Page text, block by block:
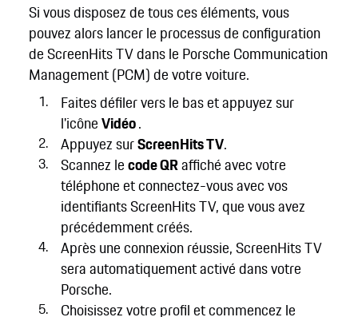
Si vous disposez de tous ces éléments, vous
pouvez alors lancer le processus de configuration
de ScreenHits TV dans le Porsche Communication
Management (PCM) de votre voiture.
Faites défiler vers le bas et appuyez sur
l'icôneVidéo.
Appuyez surScreenHits TV.
Scannez lecode QRaffiché avec votre
téléphone et connectez-vous avec vos
identifiants ScreenHits TV, que vous avez
précédemment créés.
Après une connexion réussie, ScreenHits TV
sera automatiquement activé dans votre
Porsche.
Choisissez votre profil et commencez le